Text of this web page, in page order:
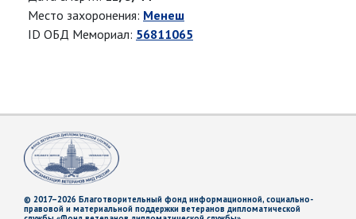
Место захоронения: Менеш
ID ОБД Мемориал: 56811065
© 2017–2026 Благотворительный фонд информационной, социально-
правовой и материальной поддержки ветеранов дипломатической